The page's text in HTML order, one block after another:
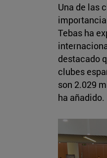
Una de las
Tebas ha
destacado
clubes
son 2.029
ha añadido.